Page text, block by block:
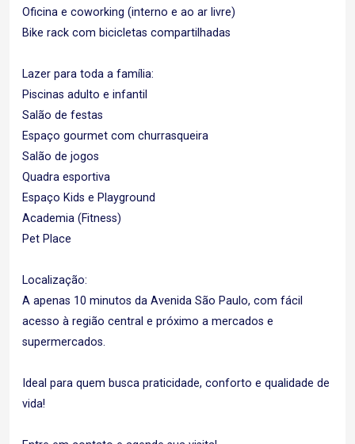
Oficina e coworking (interno e ao ar livre)
Bike rack com bicicletas compartilhadas
Lazer para toda a família:
Piscinas adulto e infantil
Salão de festas
Espaço gourmet com churrasqueira
Salão de jogos
Quadra esportiva
Espaço Kids e Playground
Academia (Fitness)
Pet Place
Localização:
A apenas 10 minutos da Avenida São Paulo, com fácil
acesso à região central e próximo a mercados e
supermercados.
Ideal para quem busca praticidade, conforto e qualidade de
vida!